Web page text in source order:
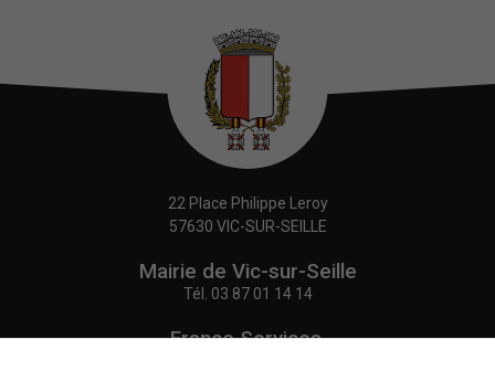
22 Place Philippe Leroy
57630 VIC-SUR-SEILLE
Mairie de Vic-sur-Seille
Tél. 03 87 01 14 14
France Services,